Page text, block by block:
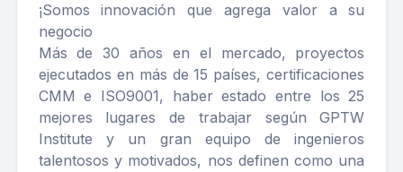
¡Somos innovación que agrega valor a su
negocio
Más de 30 años en el mercado, proyectos
ejecutados en más de 15 países, certificaciones
CMM e ISO9001, haber estado entre los 25
mejores lugares de trabajar según GPTW
Institute y un gran equipo de ingenieros
talentosos y motivados, nos definen como una